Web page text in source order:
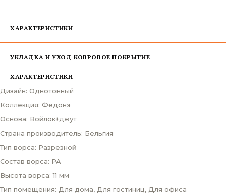
ХАРАКТЕРИСТИКИ
УКЛАДКА И УХОД КОВРОВОЕ ПОКРЫТИЕ
ХАРАКТЕРИСТИКИ
Дизайн: Однотонный
Коллекция: Федонэ
Основа: Войлок+джут
Страна производитель: Бельгия
Тип ворса: Разрезной
Состав ворса: PA
Высота ворса: 11 мм
Тип помещения: Для дома, Для гостиниц, Для офиса